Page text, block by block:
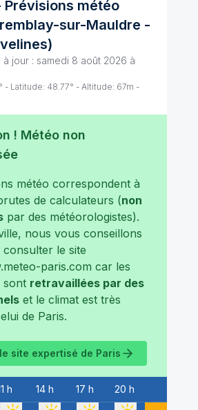
Prévisions météo
sur-Mauldre -
)
à jour : samedi 8 août 2026 à
° - Latitude: 48.77° - Altitude: 67m -
! Météo non
météo correspondent à
de calculateurs (non
par des météorologistes).
nous vous conseillons
consulter le site
paris.com car les
sont retravaillées par des
et le climat est très
de Paris.
site expertisé de Paris
h 14 h 17 h 20 h